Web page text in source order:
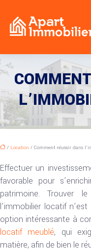
/ Location / Comment réussir dans
Effectuer un
favorable pour
patrimoine. Trouver
l’immobilier locatif
option intéressante à
locatif meublé, qui
matière, afin de bien le